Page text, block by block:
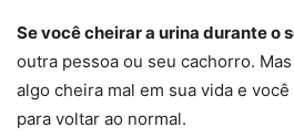
Se você cheirar a urina durante o
outra pessoa ou seu cachorro.
algo cheira mal em sua vida e
para voltar ao normal.